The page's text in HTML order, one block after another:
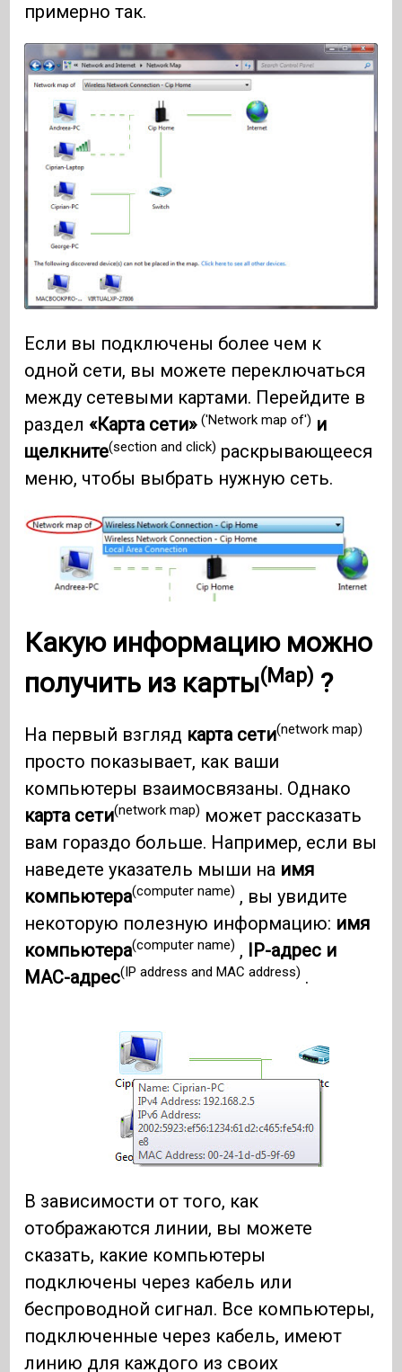
примерно так.
Если вы подключены более чем к
одной сети, вы можете переключаться
между сетевыми картами. Перейдите в
раздел «Карта сети»('Network map of') и
щелкните(section and click) раскрывающееся
меню, чтобы выбрать нужную сеть.
Какую информацию можно
получить из карты(Map) ?
На первый взгляд карта сети(network map)
просто показывает, как ваши
компьютеры взаимосвязаны. Однако
карта сети(network map) может рассказать
вам гораздо больше. Например, если вы
наведете указатель мыши на имя
компьютера(computer name) , вы увидите
некоторую полезную информацию: имя
компьютера(computer name) , IP-адрес и
MAC-адрес(IP address and MAC address) .
В зависимости от того, как
отображаются линии, вы можете
сказать, какие компьютеры
подключены через кабель или
беспроводной сигнал. Все компьютеры,
подключенные через кабель, имеют
линию для каждого из своих